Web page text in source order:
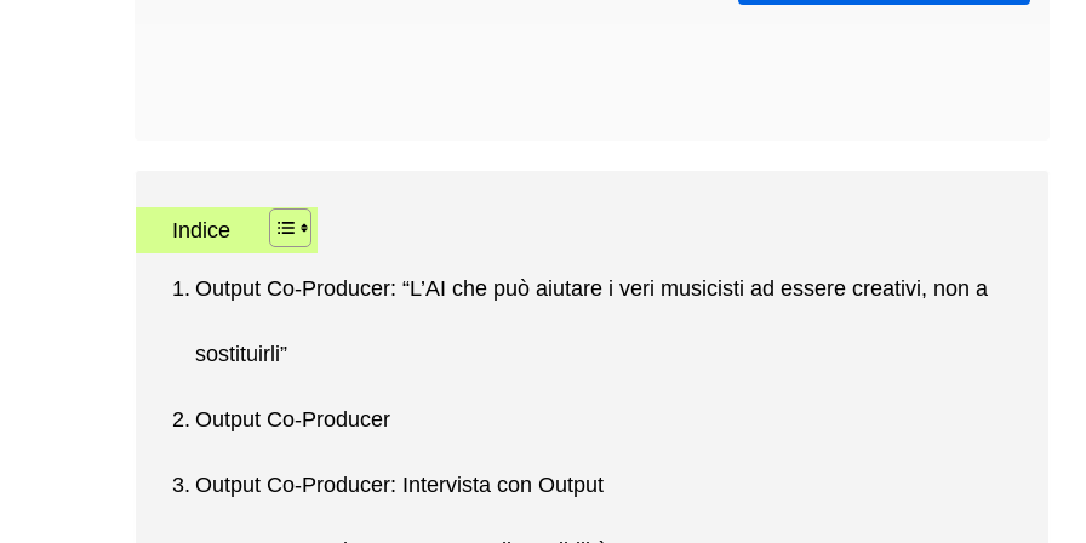
Indice
Output Co-Producer: “L’AI che può aiutare i veri musicisti ad essere creativi, non a
sostituirli”
Output Co-Producer
Output Co-Producer: Intervista con Output